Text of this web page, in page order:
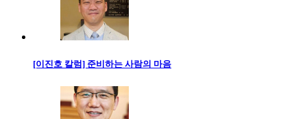
[이진호 칼럼] 준비하는 사람의 마음